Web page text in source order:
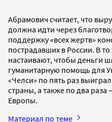
Абрамович считает, что
должна идти через
поддержку «всех жертв»
пострадавших в России. В
настаивают, чтобы деньги
гуманитарную помощь для
«Челси» по пять раз
страны, а также по два
Европы.
Материал по теме